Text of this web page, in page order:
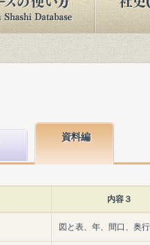
資料編
内容３
図と表、年、間口、奥行